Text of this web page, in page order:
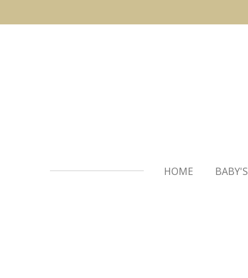
direct
HOME BABY'S